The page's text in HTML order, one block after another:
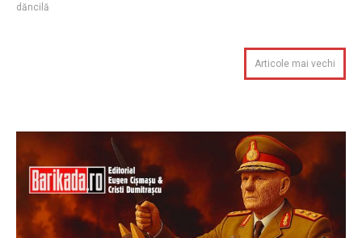
dăncilă
Articole mai vechi